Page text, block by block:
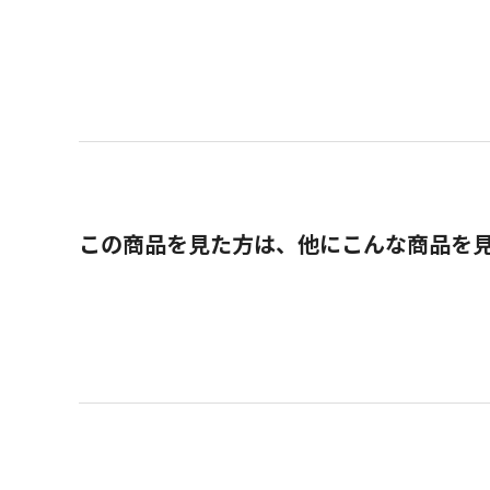
この商品を見た方は、他にこんな商品を